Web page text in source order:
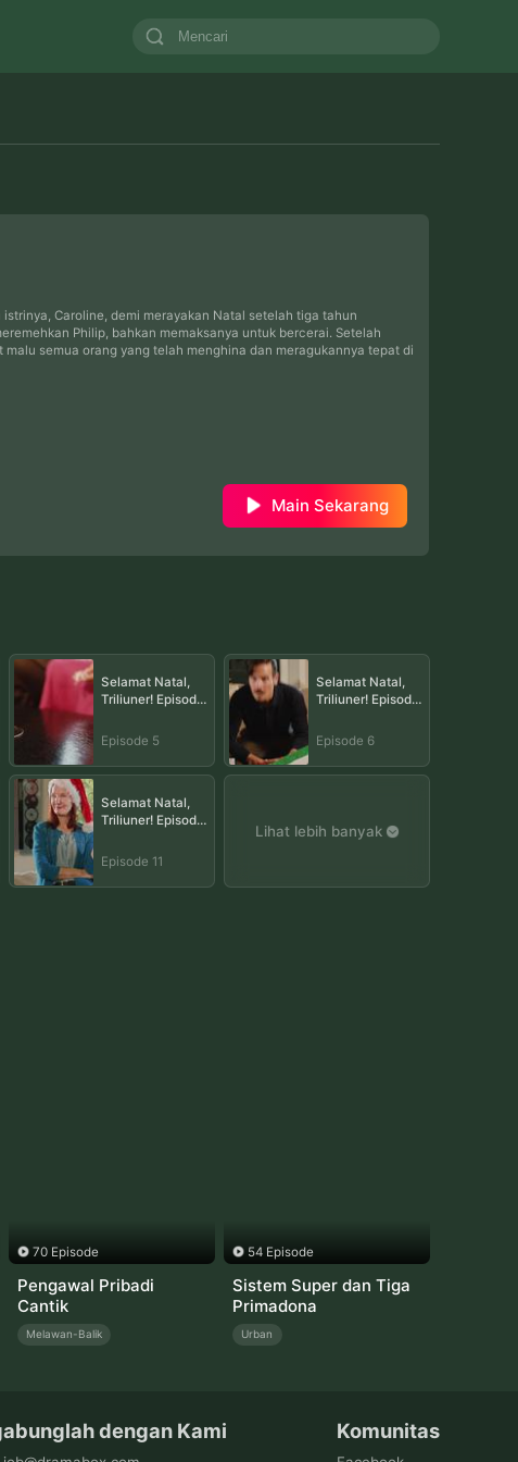
Caroline, demi merayakan Natal setelah tiga tahun
Philip, bahkan memaksanya untuk bercerai. Setelah
semua orang yang telah menghina dan meragukannya tepat di
Main Sekarang
Selamat Natal,
Triliuner! Episode
Episode 5
Selamat Natal,
Triliuner! Episode
Episode 6
Selamat Natal,
Triliuner! Episode
Episode 11
Lihat lebih banyak
70 Episode
Pengawal Pribadi
Cantik
Melawan-Balik
54 Episode
Sistem Super dan Tiga
Primadona
Urban
dengan Kami Komunitas